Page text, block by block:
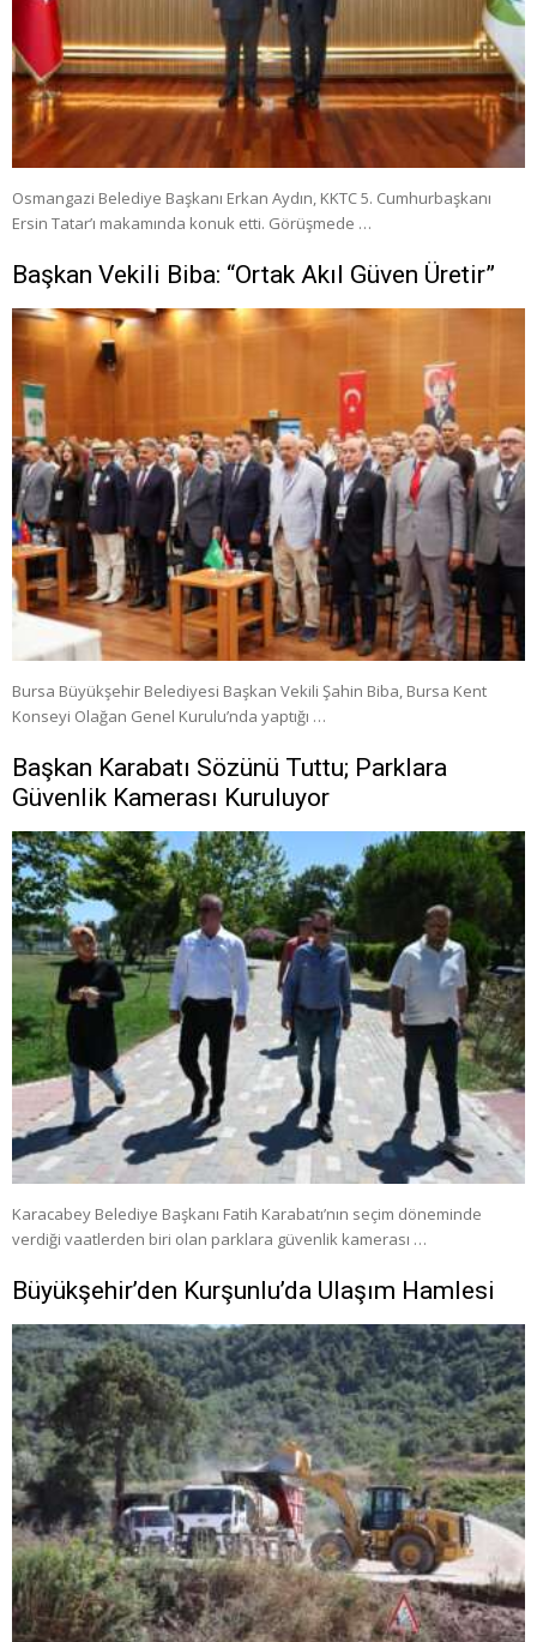
Osmangazi Belediye Başkanı Erkan Aydın, KKTC 5. Cumhurbaşkanı
Ersin Tatar’ı makamında konuk etti. Görüşmede …
Başkan Vekili Biba: “Ortak Akıl Güven Üretir”
Bursa Büyükşehir Belediyesi Başkan Vekili Şahin Biba, Bursa Kent
Konseyi Olağan Genel Kurulu’nda yaptığı …
Başkan Karabatı Sözünü Tuttu; Parklara
Güvenlik Kamerası Kuruluyor
Karacabey Belediye Başkanı Fatih Karabatı’nın seçim döneminde
verdiği vaatlerden biri olan parklara güvenlik kamerası …
Büyükşehir’den Kurşunlu’da Ulaşım Hamlesi